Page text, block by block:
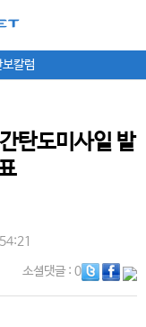
보칼럼
탄도미사일 발
소셜댓글: 0